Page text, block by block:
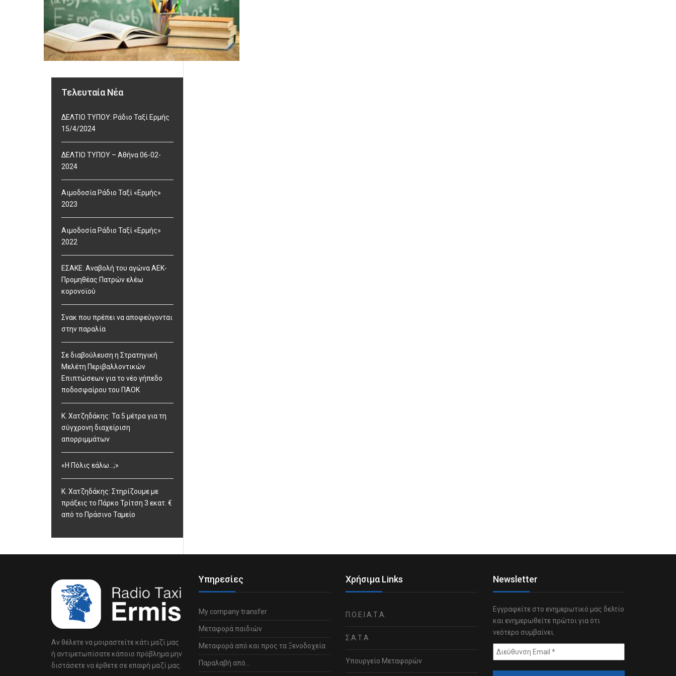
Τελευταία Νέα
ΔΕΛΤΙΟ ΤΥΠΟΥ: Ράδιο Ταξί Ερμής
15/4/2024
ΔΕΛΤΙΟ ΤΥΠΟΥ – Αθήνα 06-02-
2024
Αιμοδοσία Ράδιο Ταξί «Ερμής»
2023
Αιμοδοσία Ράδιο Ταξί «Ερμής»
2022
ΕΣΑΚΕ: Αναβολή του αγώνα ΑΕΚ-
Προμηθέας Πατρών ελέω
κορονοϊού
Σνακ που πρέπει να αποφεύγονται
στην παραλία
Σε διαβούλευση η Στρατηγική
Μελέτη Περιβαλλοντικών
Επιπτώσεων για το νέο γήπεδο
ποδοσφαίρου του ΠΑΟΚ
Κ. Χατζηδάκης: Τα 5 μέτρα για τη
σύγχρονη διαχείριση
απορριμμάτων
«Η Πόλις εάλω…;»
Κ. Χατζηδάκης: Στηρίζουμε με
πράξεις το Πάρκο Τρίτση 3 εκατ. €
από το Πράσινο Ταμείο
Αν θέλετε να μοιραστείτε κάτι μαζί μας
ή αντιμετωπίσατε κάποιο πρόβλημα μην
διστάσετε να έρθετε σε επαφή μαζί μας.
Υπηρεσίες
My company transfer
Μεταφορά παιδιών
Μεταφορά από και προς τα Ξενοδοχεία
Παραλαβή από…
Χρήσιμα Links
Π.Ο.Ε.Ι.Α.Τ.Α.
Σ.Α.Τ.Α
Υπουργείο Μεταφορών
Newsletter
Εγγραφείτε στο ενημερωτικό μας δελτίο
και ενημερωθείτε πρώτοι για ότι
νεότερο συμβαίνει.